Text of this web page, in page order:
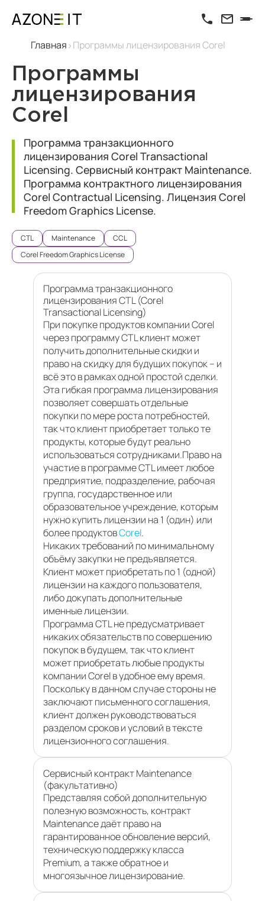
Главная Программы лицензирования Corel
Программы
лицензирования
Corel
Программа транзакционного
лицензирования Corel Transactional
Licensing. Сервисный контракт Maintenance.
Программа контрактного лицензирования
Corel Contractual Licensing. Лицензия Corel
Freedom Graphics License.
CTL Maintenance
CCL
Corel Freedom Graphics License
Программа транзакционного
лицензирования CTL (Corel
Transactional Licensing)
При покупке продуктов компании Corel
через программу CTL клиент может
получить дополнительные скидки и
право на скидку для будущих покупок – и
всё это в рамках одной простой сделки.
Эта гибкая программа лицензирования
позволяет совершать отдельные
покупки по мере роста потребностей,
так что клиент приобретает только те
продукты, которые будут реально
использоваться сотрудниками.Право на
участие в программе CTL имеет любое
предприятие, подразделение, рабочая
группа, государственное или
образовательное учреждение, которым
нужно купить лицензии на 1 (один) или
более продуктовCorel.
Никаких требований по минимальному
объёму закупки не предъявляется.
Клиент может приобретать по 1 (одной)
лицензии на каждого пользователя,
либо докупать дополнительные
именные лицензии.
Программа CTL не предусматривает
никаких обязательств по совершению
покупок в будущем, так что клиент
может приобретать любые продукты
компании Corel в удобное ему время.
Поскольку в данном случае стороны не
заключают письменного соглашения,
клиент должен руководствоваться
разделом сроков и условий в тексте
лицензионного соглашения.
Сервисный контракт Maintenance
(факультативно)
Представляя собой дополнительную
полезную возможность, контракт
Maintenance даёт право на
гарантированное обновление версий,
техническую поддержку класса
Premium, а также обратное и
многоязычное лицензирование.